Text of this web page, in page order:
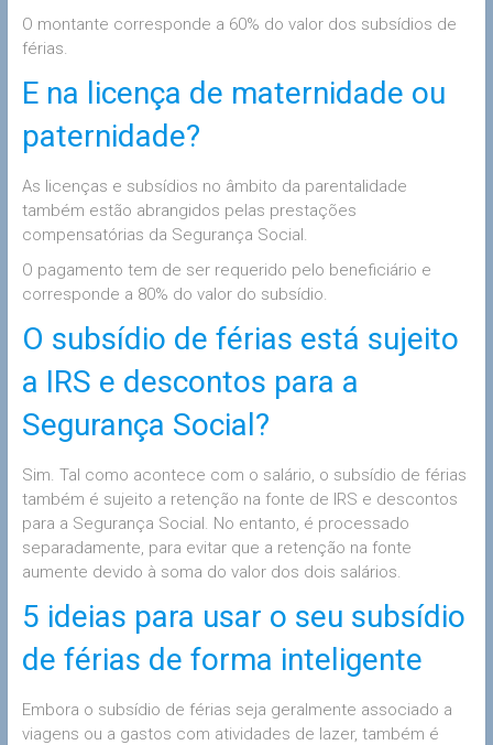
O montante corresponde a 60% do valor dos subsídios de
férias.
E na licença de maternidade ou
paternidade?
As licenças e subsídios no âmbito da parentalidade
também estão abrangidos pelas prestações
compensatórias da Segurança Social.
O pagamento tem de ser requerido pelo beneficiário e
corresponde a 80% do valor do subsídio.
O subsídio de férias está sujeito
a IRS e descontos para a
Segurança Social?
Sim. Tal como acontece com o salário, o subsídio de férias
também é sujeito a retenção na fonte de IRS e descontos
para a Segurança Social. No entanto, é processado
separadamente, para evitar que a retenção na fonte
aumente devido à soma do valor dos dois salários.
5 ideias para usar o seu subsídio
de férias de forma inteligente
Embora o subsídio de férias seja geralmente associado a
viagens ou a gastos com atividades de lazer, também é